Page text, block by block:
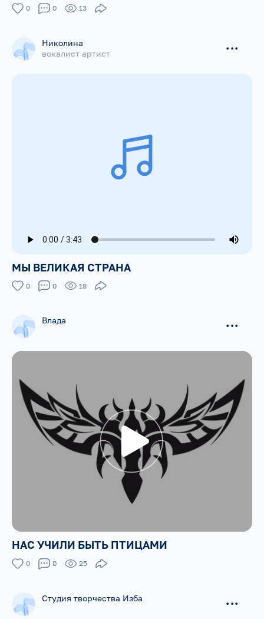
0 0 13
Николина
вокалист артист
...
МЫ ВЕЛИКАЯ СТРАНА
0 0 18
Влада ...
НАС УЧИЛИ БЫТЬ ПТИЦАМИ
0 0 25
Студия творчества Изба ...